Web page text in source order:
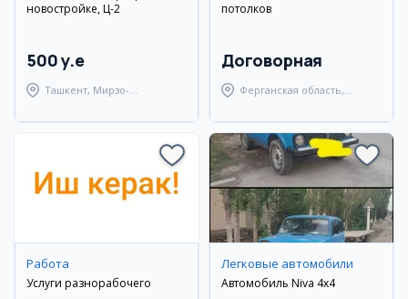
новостройке, Ц-2
500 y.e
Ташкент, Мирзо-
потолков
Договорная
Ферганская область,
Работа
Услуги разнорабочего
Легковые автомобили
Автомобиль Niva 4x4